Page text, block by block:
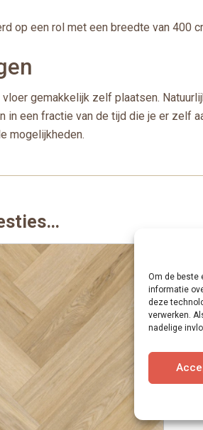
Om de beste
informatie
deze
verwerken.
nadelige
op een rol met een breedte van 400
gemakkelijk zelf plaatsen.
in een fractie van de tijd die je er zelf
mogelijkheden.